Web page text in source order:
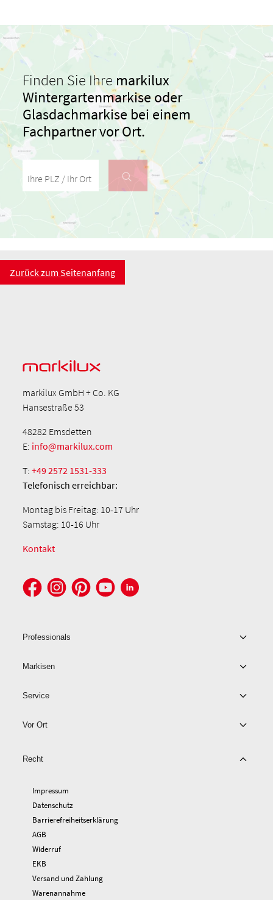
Finden Sie Ihre markilux
Wintergartenmarkise oder
Glasdachmarkise bei einem
Fachpartner vor Ort.
Ihre PLZ / Ihr Ort
Zurück zum Seitenanfang
markilux GmbH + Co. KG
Hansestraße 53
48282 Emsdetten
E: info@markilux.com
T:+49 2572 1531-333
Telefonisch erreichbar:
Montag bis Freitag: 10-17 Uhr
Samstag: 10-16 Uhr
Kontakt
Professionals
Markisen
Service
Vor Ort
Recht
Impressum
Datenschutz
Barrierefreiheitserklärung
AGB
Widerruf
EKB
Versand und Zahlung
Warenannahme